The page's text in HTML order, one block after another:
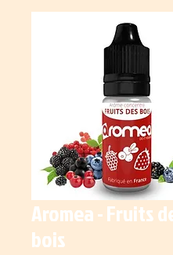
Aromea - Fruits
bois